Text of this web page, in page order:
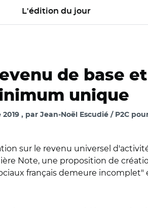
L'édition du jour
de base
unique
2019 par Jean-Noël Escudié / P2C
sur le revenu universel
Note, une proposition de
français demeure